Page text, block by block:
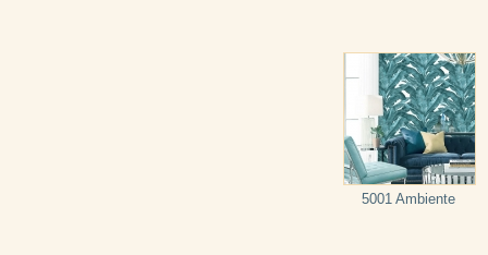
5001 Ambiente